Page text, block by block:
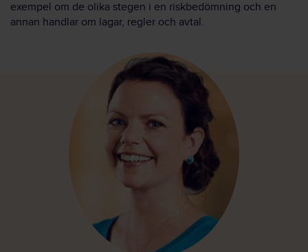
exempel om de olika stegen i en riskbedömning och en
annan handlar om lagar, regler och avtal.